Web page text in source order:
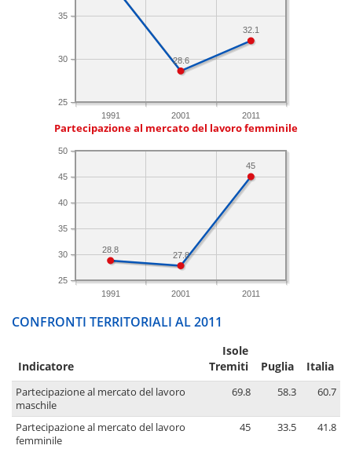
1991 2001 2011
25
30
35
32.1
28.6
Partecipazione al mercato del lavoro femminile
1991 2001 2011
25
30
35
40
45
50
45
27.8
28.8
CONFRONTI TERRITORIALI AL 2011
Indicatore
Isole
Tremiti
Puglia Italia
Partecipazione al mercato del lavoro
maschile
69.8 58.3 60.7
Partecipazione al mercato del lavoro
femminile
45 33.5 41.8